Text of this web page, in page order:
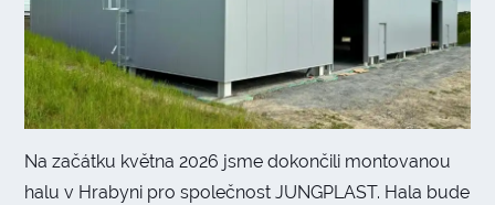
Na začátku května 2026 jsme dokončili montovanou
halu v Hrabyni pro společnost JUNGPLAST. Hala bude